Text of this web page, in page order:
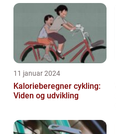
11 januar 2024
Kalorieberegner cykling:
Viden og udvikling